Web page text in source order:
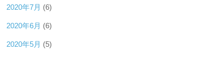
2020年7月 (6)
2020年6月 (6)
2020年5月 (5)